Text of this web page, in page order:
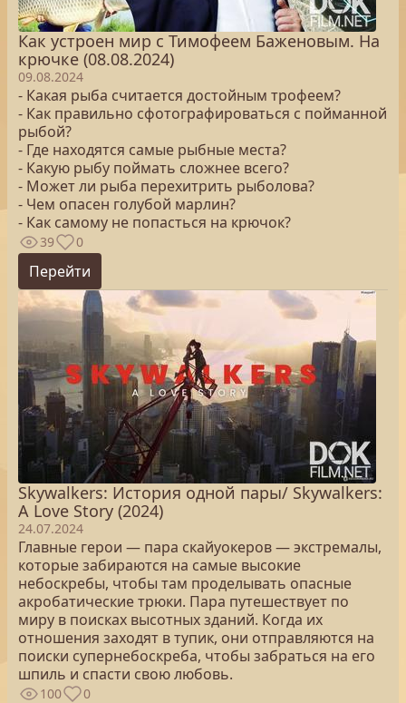
Как устроен мир с Тимофеем Баженовым. На
крючке (08.08.2024)
09.08.2024
- Какая рыба считается достойным трофеем?
- Как правильно сфотографироваться с пойманной
рыбой?
- Где находятся самые рыбные места?
- Какую рыбу поймать сложнее всего?
- Может ли рыба перехитрить рыболова?
- Чем опасен голубой марлин?
- Как самому не попасться на крючок?
39 0
Перейти
Skywalkers: История одной пары/ Skywalkers:
A Love Story (2024)
24.07.2024
Главные герои — пара скайуокеров — экстремалы,
которые забираются на самые высокие
небоскребы, чтобы там проделывать опасные
акробатические трюки. Пара путешествует по
миру в поисках высотных зданий. Когда их
отношения заходят в тупик, они отправляются на
поиски супернебоскреба, чтобы забраться на его
шпиль и спасти свою любовь.
100 0